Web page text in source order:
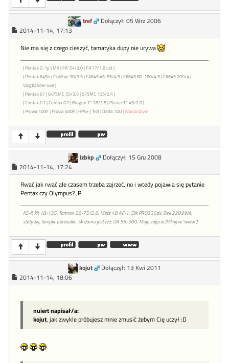
tref
Dołączył: 05 Wrz 2006
2014-11-14, 17:13
Nie ma się z czego cieszyć, tamatyka dupy nie urywa
| Pentax Z-1p | MX | FA*24/2.0 | FA 77/1.8 Ltd |
| Pentax 645n | FishEye 30/3.5 | FA645 45-85/4.5 | FA645 80-160/4.5 | FA645 200/4 |
Voigtländer 6x9 |
| Pentax 67 | 6x7SMC 55/3.5 | 67SMC 105/2.4 |
| Contax G1 | Contax G2 | Biogon T* 28/2.8 | Planar T* 45/2.0 |
| Provia 100F | Provia 400F | HP5+ | TriX | Delta 100 |Waidodayo!
izbkp
Dołączył: 15 Gru 2008
2014-11-14, 17:24
Rwać jak rwać ale czasem trzeba zajrzeć, no i wtedy pojawia się pytanie
Pentax czy Olympus? ;P
K5-II, kit 18-135, Tamron 28-75/2.8, Metz 48 AF-1, Slik PRO330dx, Dell 2209WA,
statywy, lampki, parasolki... W domu jest też: DA 55-300. Moje zdjęcia (kliknij w "www").
kojut
Dołączył: 13 Kwi 2011
2014-11-14, 18:06
nuiert napisał/a:
kojut, jak zwykle próbujesz mnie zmusić żebym Cię uczył :D